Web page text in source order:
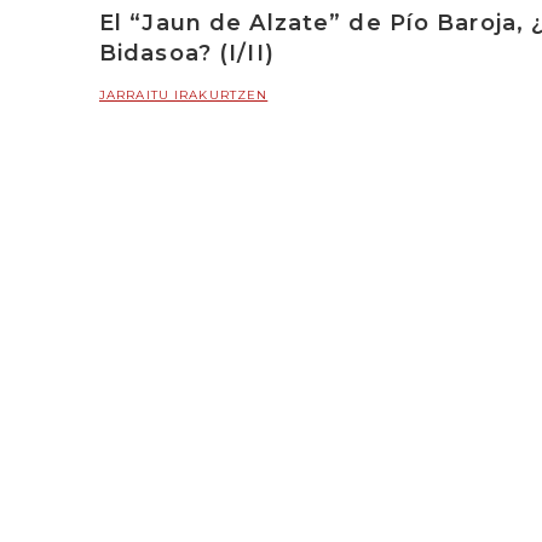
El “Jaun de Alzate” de Pío Baroja,
Bidasoa? (I/II)
JARRAITU IRAKURTZEN